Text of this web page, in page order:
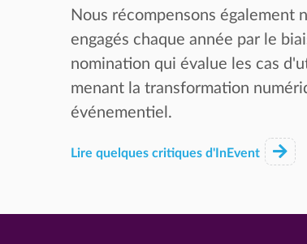
Nous récompensons également
engagés chaque année par le
nomination qui évalue les cas
menant la transformation
événementiel.
Lire quelques critiques d'InEvent